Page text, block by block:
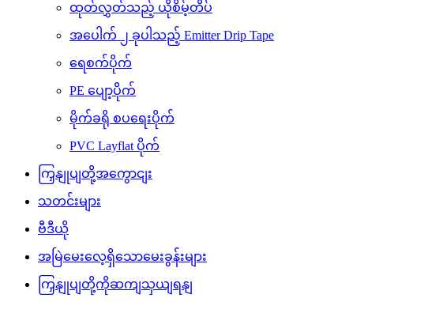
ထုတ်လွှတ်သည့် ယိုစိမ့်တိပ်
အပေါက် ၂ ခုပါသည့် Emitter Drip Tape
ရေစက်ပိုက်
PE ပျော့ပိုက်
မိုက်ခရို စပရေးပိုက်
PVC Layflat ပိုက်
ကြှနျုပျတို့အကွောငျး
သတင်းများ
ဗီဒီယို
အမြဲမေးလေ့ရှိသောမေးခွန်းများ
ကြှနျုပျတို့ကိုဆကျသှယျရနျ